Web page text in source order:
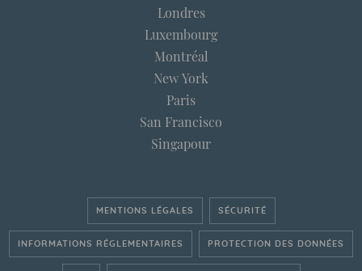
Londres
Luxembourg
Montréal
New York
Paris
San Francisco
Singapour
MENTIONS LÉGALES SÉCURITÉ
INFORMATIONS RÉGLEMENTAIRES PROTECTION DES DONNÉES